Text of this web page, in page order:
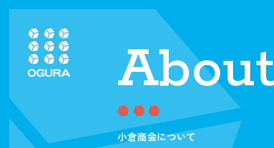
About
小倉商会について